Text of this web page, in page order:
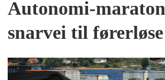
Autonomi-
snarvei til